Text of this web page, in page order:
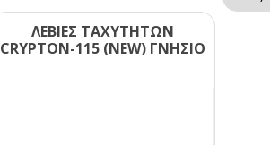
ΛΕΒΙΕΣ ΤΑΧΥΤΗΤΩΝ
CRΥΡΤΟΝ-115 (ΝΕW) ΓΝΗΣΙΟ